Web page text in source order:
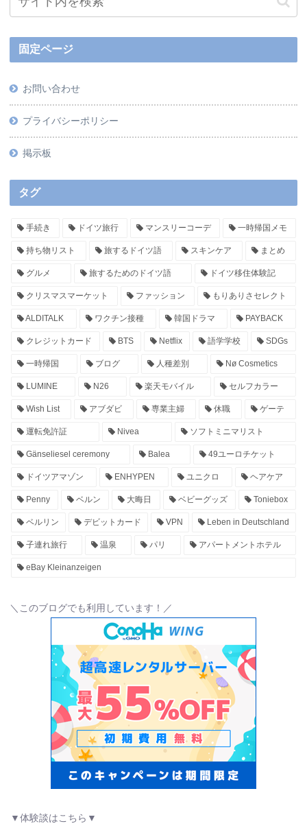
固定ページ
お問い合わせ
プライバシーポリシー
掲示板
タグ
手続き ドイツ旅行 マンスリーコーデ 一時帰国メモ
持ち物リスト 旅するドイツ語 スキンケア まとめ
グルメ 旅するためのドイツ語 ドイツ移住体験記
クリスマスマーケット ファッション もりありさセレクト
ALDITALK ワクチン接種 韓国ドラマ PAYBACK
クレジットカード BTS Netflix 語学学校 SDGs
一時帰国 ブログ 人種差別 Nø Cosmetics
LUMINE N26 楽天モバイル セルフカラー
Wish List アブダビ 専業主婦 休職 ゲーテ
運転免許証 Nivea ソフトミニマリスト
Gänseliesel ceremony Balea 49ユーロチケット
ドイツアマゾン ENHYPEN ユニクロ ヘアケア
Penny ベルン 大晦日 ベビーグッズ Toniebox
ベルリン デビットカード VPN Leben in Deutschland
子連れ旅行 温泉 パリ アパートメントホテル
eBay Kleinanzeigen
＼このブログでも利用しています！／
▼体験談はこちら▼